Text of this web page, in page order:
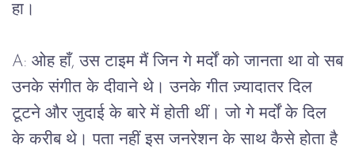
हा।
A: ओह हाँ, उस टाइम मैं जिन गे मर्दों को जानता था वो सब
उनके संगीत के दीवाने थे। उनके गीत ज़्यादातर दिल
टूटने और जुदाई के बारे में होती थीं। जो गे मर्दों के दिल
के करीब थे। पता नहीं इस जनरेशन के साथ कैसे होता है